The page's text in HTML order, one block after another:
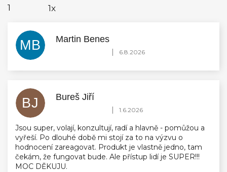
1
1x
MB Martin Benes
Hodnocení obchodu je 5 z 5 hvězdiček.
| 6.8.2026
BJ Bureš Jiří
Hodnocení obchodu je 5 z 5 hvězdiček.
| 1.6.2026
Jsou super, volají, konzultují, radí a hlavně - pomůžou a
vyřeší. Po dlouhé době mi stojí za to na výzvu o
hodnocení zareagovat. Produkt je vlastně jedno, tam
čekám, že fungovat bude. Ale přístup lidí je SUPER!!!
MOC DĚKUJU.